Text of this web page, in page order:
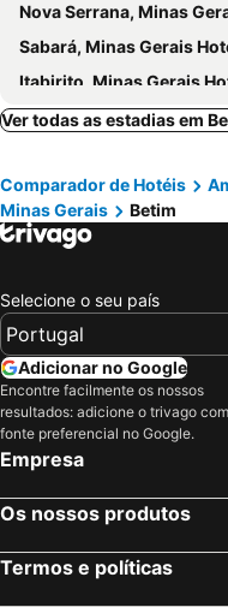
Nova Serrana, Minas Gerais
Sabará, Minas Gerais
Itabirito, Minas Gerais
Jaboticatubas, Minas Gerais
Barão de Cocais, Minas Gerais
Igarapé, Minas Gerais
Ouro Branco, Minas Gerais
Diamantina, Minas Gerais
Augusto de Lima, Minas Gerais
São Paulo, São Paulo
Natal, Rio Grande do Norte Hotéis
Porto de Galinhas, Pernambuco
Maceió, Alagoas Hotéis
Ver todas as estadias em
Comparador de Hotéis
Minas Gerais
Betim
Selecione o seu país
Adicionar no Google
Encontre facilmente os nossos
resultados: adicione o trivago
fonte preferencial no Google.
Empresa
Os nossos produtos
Termos e políticas